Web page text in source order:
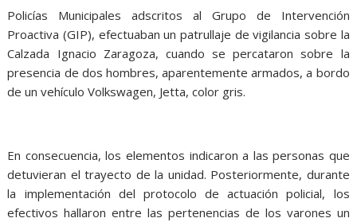
Policías Municipales adscritos al Grupo de Intervención
Proactiva (GIP), efectuaban un patrullaje de vigilancia sobre la
Calzada Ignacio Zaragoza, cuando se percataron sobre la
presencia de dos hombres, aparentemente armados, a bordo
de un vehículo Volkswagen, Jetta, color gris.
En consecuencia, los elementos indicaron a las personas que
detuvieran el trayecto de la unidad. Posteriormente, durante
la implementación del protocolo de actuación policial, los
efectivos hallaron entre las pertenencias de los varones un